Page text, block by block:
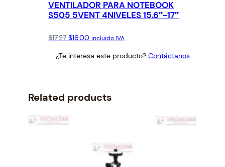
VENTILADOR PARA NOTEBOOK
S505 5VENT 4NIVELES 15.6″-17″
$17.27 Original
was:
$16.00 Current
is:
incluido IVA
¿Te interesa este producto? Contáctanos
Related products